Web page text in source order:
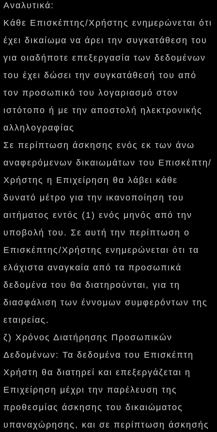
Αναλυτικά:
Κάθε Επισκέπτης/Χρήστης ενημερώνεται ότι
έχει δικαίωμα να άρει την συγκατάθεση του
για οιαδήποτε επεξεργασία των δεδομένων
του έχει δώσει την συγκατάθεσή του από
τον προσωπικό του λογαριασμό στον
ιστότοπο ή με την αποστολή ηλεκτρονικής
αλληλογραφίας
Σε περίπτωση άσκησης ενός εκ των άνω
αναφερόμενων δικαιωμάτων του Επισκέπτη/
Χρήστης η Επιχείρηση θα λάβει κάθε
δυνατό μέτρο για την ικανοποίηση του
αιτήματος εντός (1) ενός μηνός από την
υποβολή του. Σε αυτή την περίπτωση o
Επισκέπτης/Χρήστης ενημερώνεται ότι τα
ελάχιστα αναγκαία από τα προσωπικά
δεδομένα του θα διατηρούνται, για τη
διασφάλιση των έννομων συμφερόντων της
εταιρείας.
ζ) Χρόνος Διατήρησης Προσωπικών
Δεδομένων: Τα δεδομένα του Επισκέπτη
Χρήστη θα διατηρεί και επεξεργάζεται η
Επιχείρηση μέχρι την παρέλευση της
προθεσμίας άσκησης του δικαιώματος
υπαναχώρησης, και σε περίπτωση άσκησής